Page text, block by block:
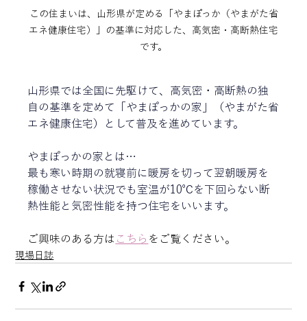
この住まいは、山形県が定める「やまぽっか（やまがた省
エネ健康住宅）」の基準に対応した、高気密・高断熱住宅
です。
山形県では全国に先駆けて、高気密・高断熱の独
自の基準を定めて「やまぽっかの家」（やまがた省
エネ健康住宅）として普及を進めています。
やまぽっかの家とは…
最も寒い時期の就寝前に暖房を切って翌朝暖房を
稼働させない状況でも室温が10℃を下回らない断
熱性能と気密性能を持つ住宅をいいます。
ご興味のある方は こちら をご覧ください。
現場日誌